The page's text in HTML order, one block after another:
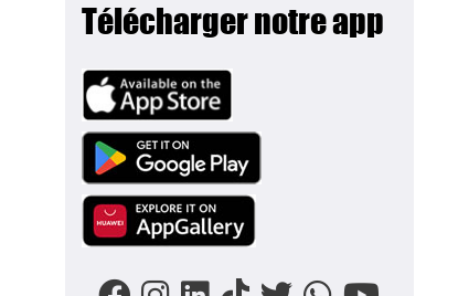
Télécharger notre app
Image
Image
Image